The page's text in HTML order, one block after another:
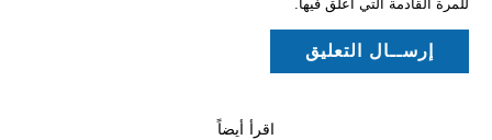
للمرة القادمة التي أعلق فيها.
اقرأ أيضاً